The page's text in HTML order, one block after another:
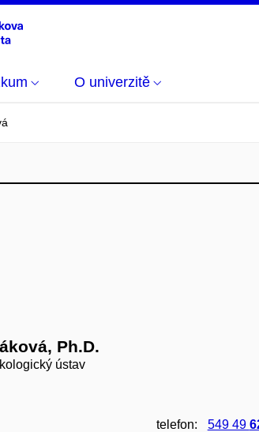
O univerzitě
Ph.D.
ústav
telefon: 549 49